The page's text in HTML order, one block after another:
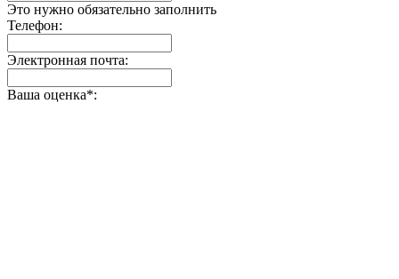
Это нужно обязательно заполнить
Телефон:
Электронная почта:
Ваша оценка*: